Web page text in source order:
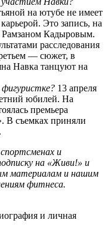
на ютубе не имеет
Это запись, на
Рамзаном Кадыровым.
расследования
— сюжет, в
Навка танцуют на
13 апреля
юбилей. На
премьера
В съемках приняли
и
на «Живи!» и
материалам и нашим
фитнеса.